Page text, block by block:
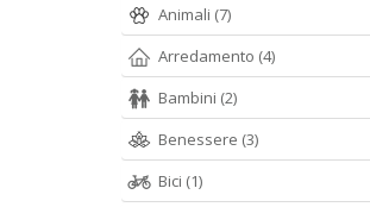
Animali (7)
Arredamento (4)
Bambini (2)
Benessere (3)
Bici (1)